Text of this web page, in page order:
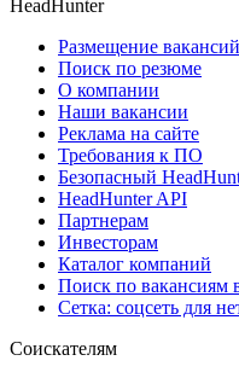
HeadHunter
Размещение вакансий
Поиск по резюме
О компании
Наши вакансии
Реклама на сайте
Требования к ПО
Безопасный
HeadHunter API
Партнерам
Инвесторам
Каталог компаний
Поиск по вакансиям
Сетка: соцсеть для
Соискателям